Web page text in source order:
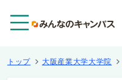
トップ 大阪産業大学大学院